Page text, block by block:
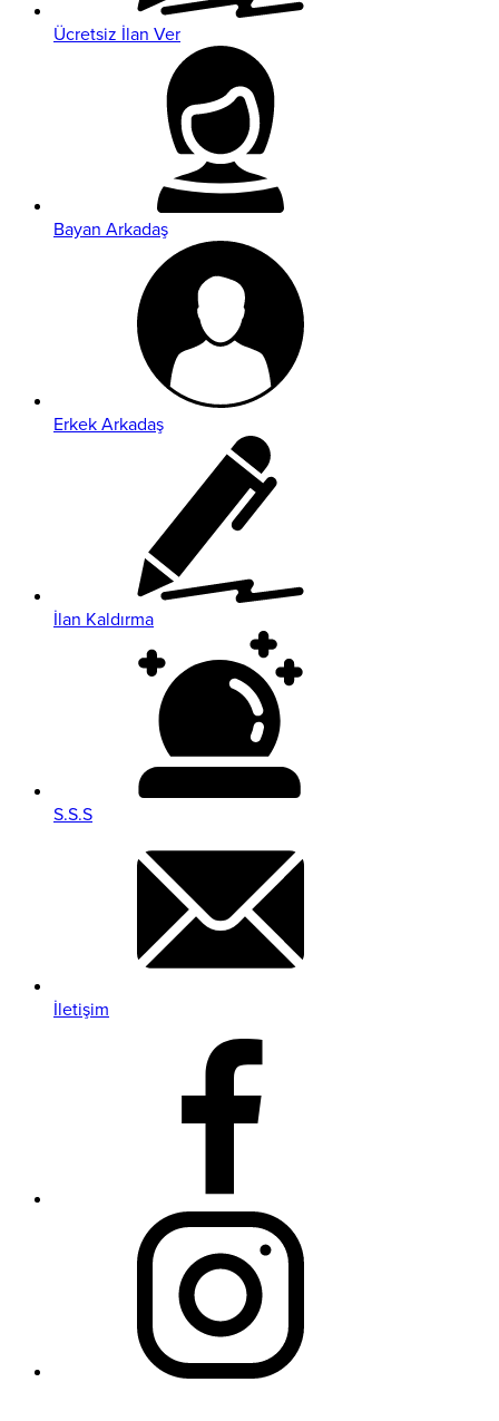
Ücretsiz İlan Ver
Bayan Arkadaş
Erkek Arkadaş
İlan Kaldırma
S.S.S
İletişim